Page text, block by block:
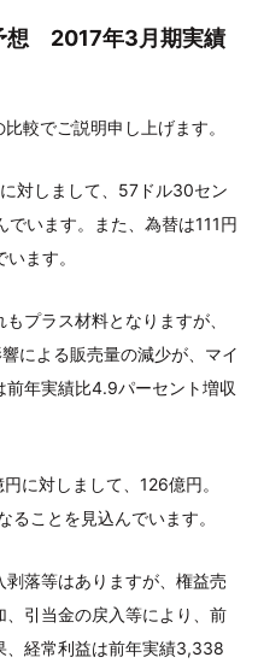
想 2017年3月期実績
較でご説明申し上げます。
対しまして、57ドル30セン
でいます。また、為替は111円
ます。
プラス材料となりますが、
による販売量の減少が、マイ
年実績比4.9パーセント増収
に対しまして、126億円。
ことを見込んでいます。
落等はありますが、権益売
引当金の戻入等により、前
、経常利益は前年実績3,338